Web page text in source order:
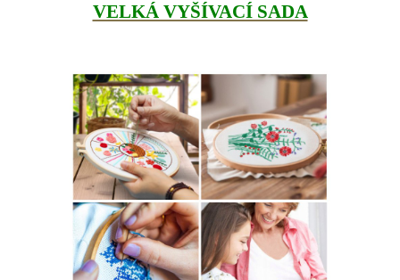
VELKÁ VYŠÍVACÍ SADA